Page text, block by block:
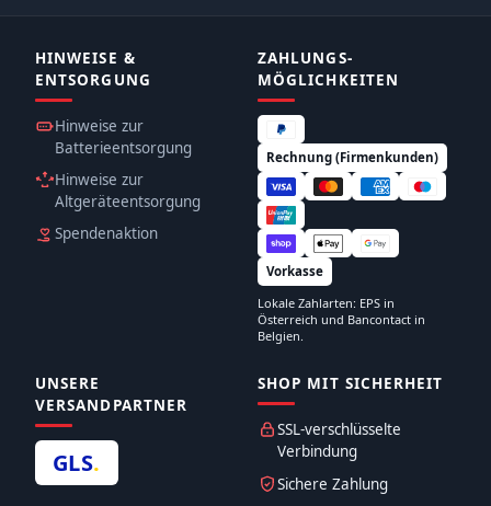
HINWEISE &
ENTSORGUNG
Hinweise zur
Batterieentsorgung
Hinweise zur
Altgeräteentsorgung
Spendenaktion
ZAHLUNGS­
MÖGLICHKEITEN
Rechnung (Firmenkunden)
Vorkasse
Lokale Zahlarten: EPS in
Österreich und Bancontact in
Belgien.
UNSERE
VERSANDPARTNER
GLS.
SHOP MIT SICHERHEIT
SSL-verschlüsselte
Verbindung
Sichere Zahlung